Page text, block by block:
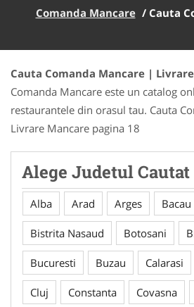
Comanda Mancare / Cauta
Cauta Comanda Mancare |
Comanda Mancare este un catalog
restaurantele din orasul tau. Cauta
Livrare Mancare pagina 18
Alege Judetul Cautat
Alba Arad Arges Bacau
Bistrita Nasaud Botosani
Bucuresti Buzau Calarasi
Cluj Constanta Covasna